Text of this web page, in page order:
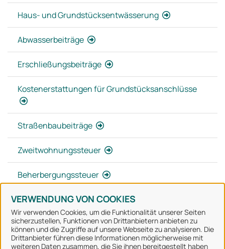
VERWENDUNG VON COOKIES
Wir verwenden Cookies, um die Funktionalität unserer Seiten
sicherzustellen, Funktionen von Drittanbietern anbieten zu
können und die Zugriffe auf unsere Webseite zu analysieren. Die
Drittanbieter führen diese Informationen möglicherweise mit
weiteren Daten zusammen, die Sie ihnen bereitgestellt haben
Haus- und Grundstücksentwässerung
Abwasserbeiträge
Erschließungsbeiträge
Kostenerstattungen für Grundstücksanschlüsse
Straßenbaubeiträge
Zweitwohnungssteuer
Beherbergungssteuer
Stadt Osnabrück